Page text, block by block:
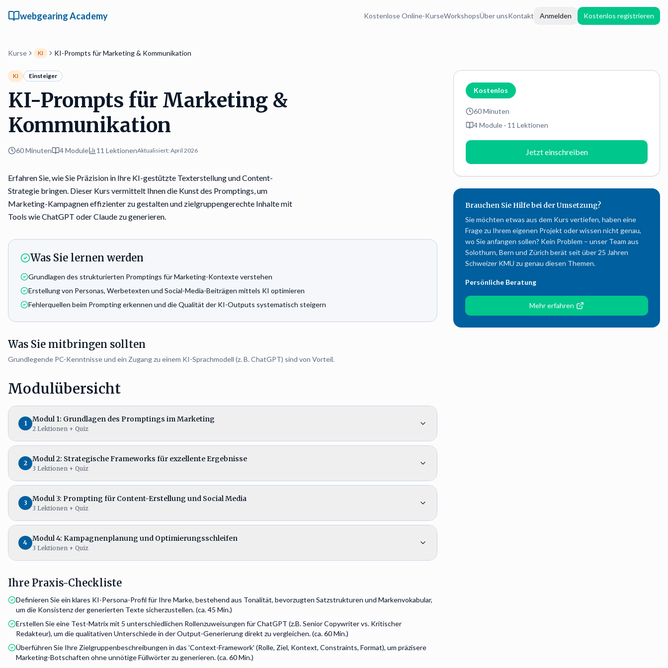
webgearing Academy Kostenlose Online-KurseWorkshopsÜber unsKontakt Anmelden Kostenlos registrieren
Kurse KI KI-Prompts für Marketing & Kommunikation
KI Einsteiger
KI-Prompts für Marketing &
Kommunikation
60 Minuten 4Module 11 LektionenAktualisiert:April 2026
Erfahren Sie, wie Sie Präzision in Ihre KI-gestützte Texterstellung und Content-
Strategie bringen. Dieser Kurs vermittelt Ihnen die Kunst des Promptings, um
Marketing-Kampagnen effizienter zu gestalten und zielgruppengerechte Inhalte mit
Tools wie ChatGPT oder Claude zu generieren.
Was Sie lernen werden
Grundlagen des strukturierten Promptings für Marketing-Kontexte verstehen
Erstellung von Personas, Werbetexten und Social-Media-Beiträgen mittels KI optimieren
Fehlerquellen beim Prompting erkennen und die Qualität der KI-Outputs systematisch steigern
Was Sie mitbringen sollten
Grundlegende PC-Kenntnisse und ein Zugang zu einem KI-Sprachmodell (z. B. ChatGPT) sind von Vorteil.
Modulübersicht
1 Modul 1: Grundlagen des Promptings im Marketing
2 Lektionen + Quiz
2 Modul 2: Strategische Frameworks für exzellente Ergebnisse
3 Lektionen + Quiz
3 Modul 3: Prompting für Content-Erstellung und Social Media
3 Lektionen + Quiz
4 Modul 4: Kampagnenplanung und Optimierungsschleifen
3 Lektionen + Quiz
Ihre Praxis-Checkliste
Definieren Sie ein klares KI-Persona-Profil für Ihre Marke, bestehend aus Tonalität, bevorzugten Satzstrukturen und Markenvokabular,
um die Konsistenz der generierten Texte sicherzustellen. (ca. 45 Min.)
Erstellen Sie eine Test-Matrix mit 5 unterschiedlichen Rollenzuweisungen für ChatGPT (z.B. Senior Copywriter vs. Kritischer
Redakteur), um die qualitativen Unterschiede in der Output-Generierung direkt zu vergleichen. (ca. 60 Min.)
Überführen Sie Ihre Zielgruppenbeschreibungen in das 'Context-Framework' (Rolle, Ziel, Kontext, Constraints, Format), um präzisere
Marketing-Botschaften ohne unnötige Füllwörter zu generieren. (ca. 60 Min.)
Kostenlos
60 Minuten
4Module · 11 Lektionen
Jetzt einschreiben
Brauchen Sie Hilfe bei der Umsetzung?
Sie möchten etwas aus dem Kurs vertiefen, haben eine
Frage zu Ihrem eigenen Projekt oder wissen nicht genau,
wo Sie anfangen sollen? Kein Problem – unser Team aus
Solothurn, Bern und Zürich berät seit über 25 Jahren
Schweizer KMU zu genau diesen Themen.
Persönliche Beratung
Mehr erfahren